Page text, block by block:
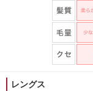
レングス